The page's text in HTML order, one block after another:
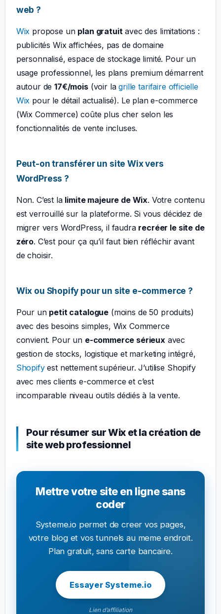
web ?
Wix propose un plan gratuitavec des limitations :
publicités Wix affichées, pas de domaine
personnalisé, espace de stockage limité. Pour un
usage professionnel, les plans premium démarrent
autour de17€/mois(voir lagrille tarifaire officielle
Wix pour le détail actualisé). Le plan e-commerce
(Wix Commerce) coûte plus cher selon les
fonctionnalités de vente incluses.
Peut-on transférer un site Wix vers
WordPress ?
Non. C’est la limite majeure de Wix. Votre contenu
est verrouillé sur la plateforme. Si vous décidez de
migrer vers WordPress, il faudra recréer le site de
zéro. C’est pour ça qu’il faut bien réfléchir avant
de choisir.
Wix ou Shopify pour un site e-commerce ?
Pour un petit catalogue (moins de 50 produits)
avec des besoins simples, Wix Commerce
convient. Pour un e-commerce sérieuxavec
gestion de stocks, logistique et marketing intégré,
Shopifyest nettement supérieur. J’utilise Shopify
avec mes clients e-commerce et c’est
incomparable niveau outils dédiés à la vente.
Pour résumer sur Wix et la création de
site web professionnel
Mettre votre site en ligne sans
coder
Systeme.io permet de creer vos pages,
votre blog et vos tunnels au meme endroit.
Plan gratuit, sans carte bancaire.
Essayer Systeme.io
Lien d’affiliation